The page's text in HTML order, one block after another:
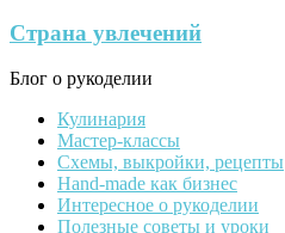
Страна увлечений
Блог о рукоделии
Кулинария
Мастер-классы
Схемы, выкройки, рецепты
Hand-made как бизнес
Интересное о рукоделии
Полезные советы и уроки